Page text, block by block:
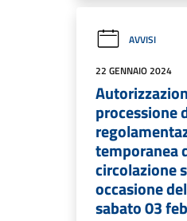
AVVISI
22 GENNAIO 2024
processione
temporanea
circolazione
occasione
sabato 03